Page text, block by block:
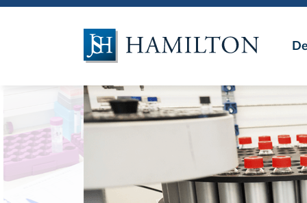
Industria alimentară